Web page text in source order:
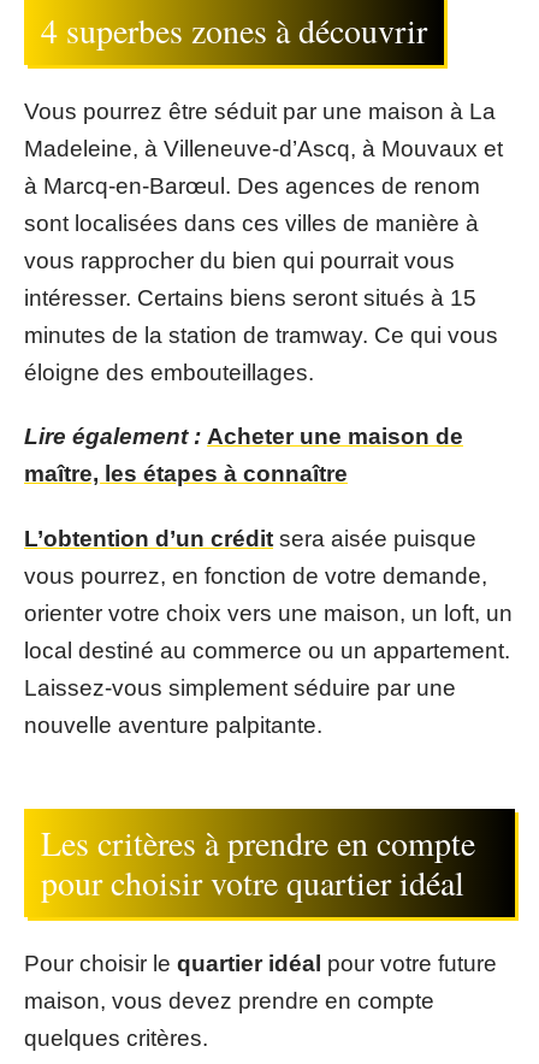
4 superbes zones à découvrir
Vous pourrez être séduit par une maison à La
Madeleine, à Villeneuve-d’Ascq, à Mouvaux et
à Marcq-en-Barœul. Des agences de renom
sont localisées dans ces villes de manière à
vous rapprocher du bien qui pourrait vous
intéresser. Certains biens seront situés à 15
minutes de la station de tramway. Ce qui vous
éloigne des embouteillages.
Lire également : Acheter une maison de
maître, les étapes à connaître
L’obtention d’un crédit sera aisée puisque
vous pourrez, en fonction de votre demande,
orienter votre choix vers une maison, un loft, un
local destiné au commerce ou un appartement.
Laissez-vous simplement séduire par une
nouvelle aventure palpitante.
Les critères à prendre en compte
pour choisir votre quartier idéal
Pour choisir le quartier idéal pour votre future
maison, vous devez prendre en compte
quelques critères.